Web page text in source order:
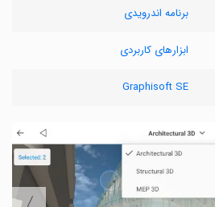
برنامه اندرویدی
ابزارهای کاربردی
Graphisoft SE